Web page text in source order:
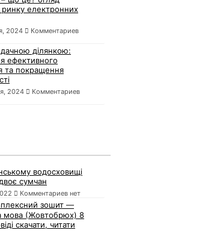
ринку електронних
2024
Комментариев
ділянкою:
ефективного
та покращення
2024
Комментариев
водосховищі
сумчан
Комментариев нет
зошит —
мова (Жовтобрюх) 8
скачати, читати